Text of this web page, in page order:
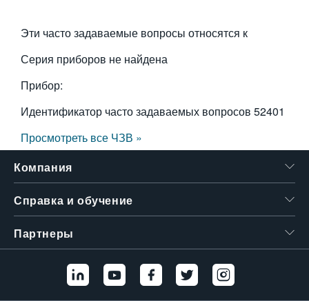
Эти часто задаваемые вопросы относятся к
Серия приборов не найдена
Прибор:
Идентификатор часто задаваемых вопросов 52401
Просмотреть все ЧЗВ »
Компания
Справка и обучение
Партнеры